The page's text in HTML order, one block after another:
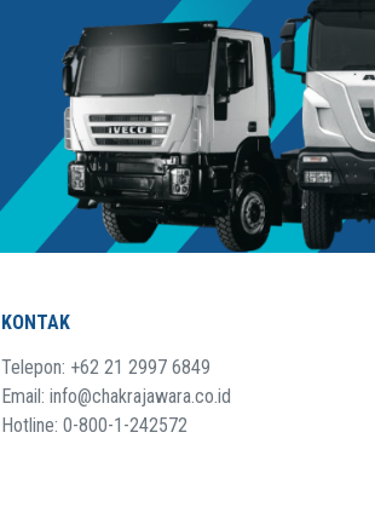
KONTAK
Telepon: +62 21 2997 6849
Email: info@chakrajawara.co.id
Hotline: 0-800-1-242572